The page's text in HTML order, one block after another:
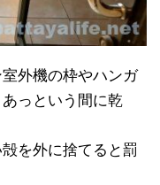
外機の枠やハンガ
っという間に乾
を外に捨てると罰